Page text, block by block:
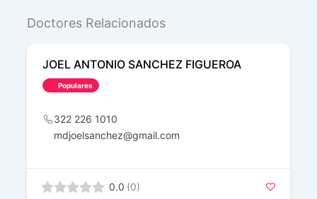
Doctores Relacionados
JOEL ANTONIO SANCHEZ FIGUEROA
Populares
322 226 1010
mdjoelsanchez@gmail.com
0.0 (0)